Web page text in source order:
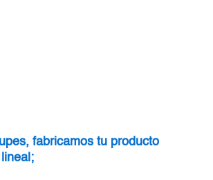
fabricamos tu producto